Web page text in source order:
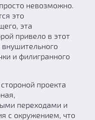
невозможно.
это
эта
привело в этот
и филигранного
проекта
переходами и
с окружением, что